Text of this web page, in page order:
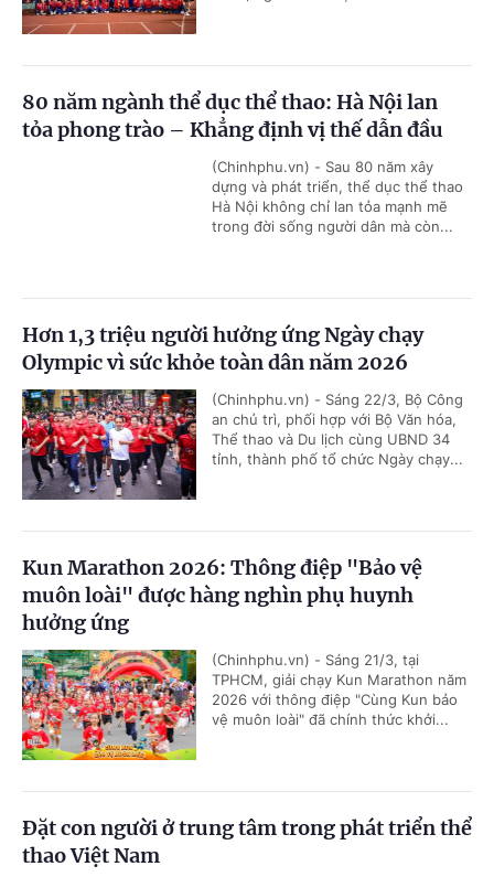
80 năm ngành thể dục thể thao: Hà Nội lan
tỏa phong trào – Khẳng định vị thế dẫn đầu
(Chinhphu.vn) - Sau 80 năm xây
dựng và phát triển, thể dục thể thao
Hà Nội không chỉ lan tỏa mạnh mẽ
trong đời sống người dân mà còn...
Hơn 1,3 triệu người hưởng ứng Ngày chạy
Olympic vì sức khỏe toàn dân năm 2026
(Chinhphu.vn) - Sáng 22/3, Bộ Công
an chủ trì, phối hợp với Bộ Văn hóa,
Thể thao và Du lịch cùng UBND 34
tỉnh, thành phố tổ chức Ngày chạy...
Kun Marathon 2026: Thông điệp "Bảo vệ
muôn loài" được hàng nghìn phụ huynh
hưởng ứng
(Chinhphu.vn) - Sáng 21/3, tại
TPHCM, giải chạy Kun Marathon năm
2026 với thông điệp "Cùng Kun bảo
vệ muôn loài" đã chính thức khởi...
Đặt con người ở trung tâm trong phát triển thể
thao Việt Nam